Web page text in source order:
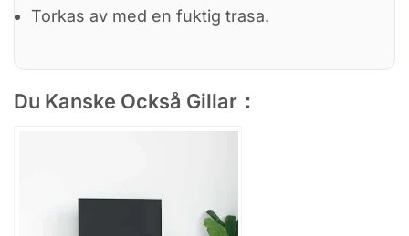
Torkas av med en fuktig trasa.
Du Kanske Också Gillar：